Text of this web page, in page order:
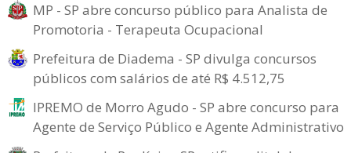
MP - SP abre concurso público para Analista de
Promotoria - Terapeuta Ocupacional
Prefeitura de Diadema - SP divulga concursos
públicos com salários de até R$ 4.512,75
IPREMO de Morro Agudo - SP abre concurso para
Agente de Serviço Público e Agente Administrativo